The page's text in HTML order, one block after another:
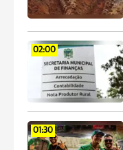
02:00
01:30